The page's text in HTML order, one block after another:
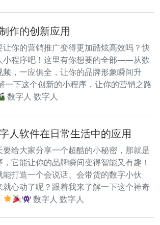
作的创新应用
你的营销推广变得更加酷炫高效吗？快
小程序吧！这里有你想要的全部——从数
，一应俱全，让你的品牌形象瞬间升
一下这个创新的小程序，让你的营销之路
数字人 数字人
人软件在日常生活中的应用
给大家分享一个超酷的小秘密，那就是
它能让你的品牌瞬间变得智能又有趣！
打造一个会说话、会带货的数字小伙
心动了呢？跟着我来了解一下这个神奇
数字人 数字人